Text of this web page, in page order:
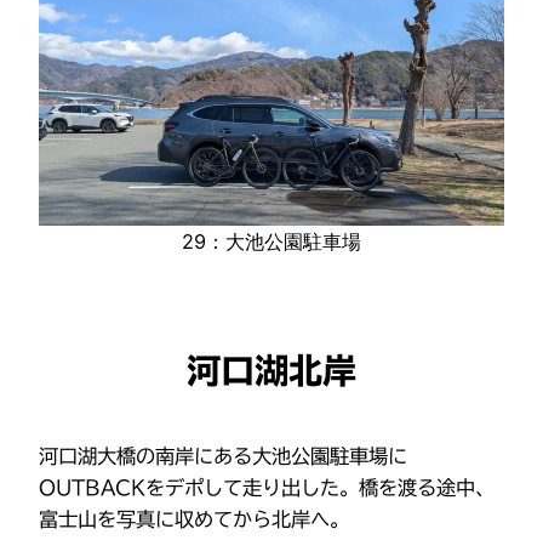
29：大池公園駐車場
河口湖北岸
河口湖大橋の南岸にある大池公園駐車場に
OUTBACKをデポして走り出した。橋を渡る途中、
富士山を写真に収めてから北岸へ。